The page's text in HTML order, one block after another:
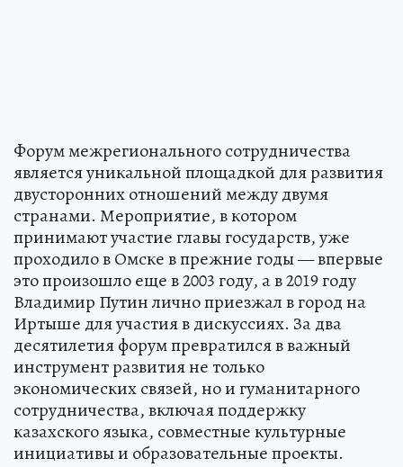
Форум межрегионального сотрудничества
является уникальной площадкой для развития
двусторонних отношений между двумя
странами. Мероприятие, в котором
принимают участие главы государств, уже
проходило в Омске в прежние годы — впервые
это произошло еще в 2003 году, а в 2019 году
Владимир Путин лично приезжал в город на
Иртыше для участия в дискуссиях. За два
десятилетия форум превратился в важный
инструмент развития не только
экономических связей, но и гуманитарного
сотрудничества, включая поддержку
казахского языка, совместные культурные
инициативы и образовательные проекты.